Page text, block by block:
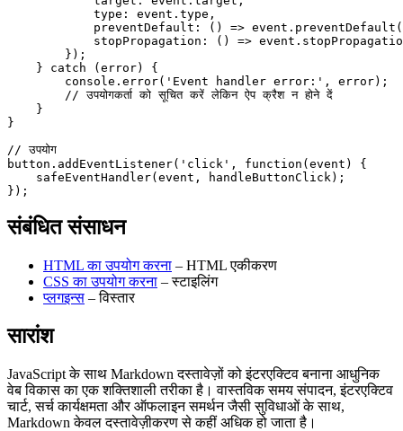
            type: event.type,
            preventDefault
: () => event. preventDefault
            stopPropagation
: () => event.
        });
    }
catch (error) {
        console.
error( 'Event handler error:' , error);
        // उपयोगकर्ता को सूचित करें लेकिन ऐप क्रैश न होने दें
    }
}
// उपयोग
button. addEventListener( 'click' , function ( event ) {
    safeEventHandler
(event, handleButtonClick);
});
संबंधित संसाधन
HTML का उपयोग करना – HTML एकीकरण
CSS का उपयोग करना – स्टाइलिंग
प्लगइन्स – विस्तार
सारांश
JavaScript के साथ Markdown दस्तावेज़ों को इंटरएक्टिव बनाना आधुनिक
वेब विकास का एक शक्तिशाली तरीका है। वास्तविक समय संपादन, इंटरएक्टिव
चार्ट, सर्च कार्यक्षमता और ऑफलाइन समर्थन जैसी सुविधाओं के साथ,
Markdown केवल दस्तावेज़ीकरण से कहीं अधिक हो जाता है।